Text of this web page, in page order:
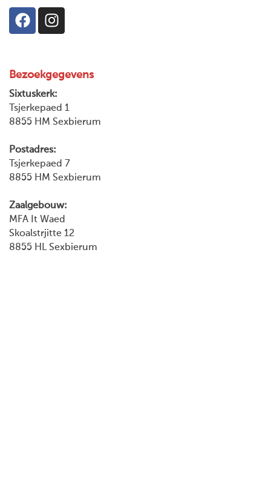
Bezoekgegevens
Sixtuskerk:
Tsjerkepaed 1
8855 HM Sexbierum
Postadres:
Tsjerkepaed 7
8855 HM Sexbierum
Zaalgebouw:
MFA It Waed
Skoalstrjitte 12
8855 HL Sexbierum